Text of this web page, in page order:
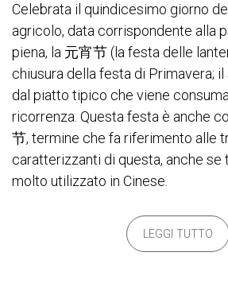
Celebrata il quindicesimo giorno
agricolo, data corrispondente alla
piena, la 元宵节 (la festa delle
chiusura della festa di Primavera;
dal piatto tipico che viene
ricorrenza. Questa festa è anche
节, termine che fa riferimento alle
caratterizzanti di questa, anche se
molto utilizzato in Cinese.
LEGGI TUTTO